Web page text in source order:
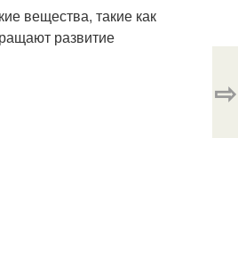
вещества, такие как
развитие
⇨